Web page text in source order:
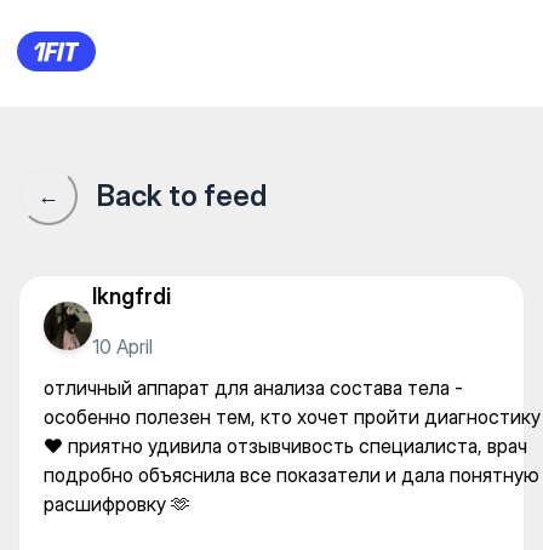
Neuro Rehab — Body
← Back to feed
lkngfrdi
10 April
отличный аппарат для анализа состава тела -
особенно полезен тем, кто хочет пройти диагностику
❤️ приятно удивила отзывчивость специалиста, врач
подробно объяснила все показатели и дала понятную
расшифровку 🫶